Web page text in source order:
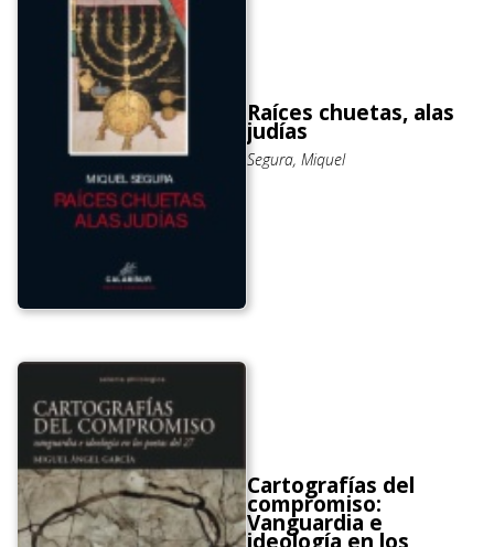
Raíces chuetas, alas
judías
Segura, Miquel
Cartografías del
compromiso:
Vanguardia e
ideología en los